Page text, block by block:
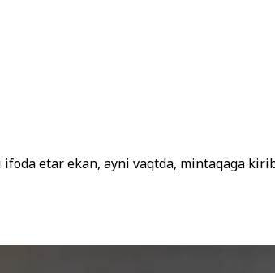
etar ekan, ayni vaqtda, mintaqaga